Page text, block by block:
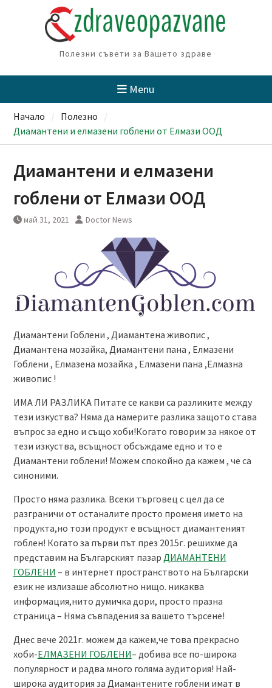
Полезни съвети за Вашето здраве
Menu
Начало
Полезно
Диамантени и елмазени гоблени от Елмази ООД
Диамантени и елмазени
гоблени от Елмази ООД
май 31, 2021 Doctor News
Диамантени Гоблени , Диамантена живопис ,
Диамантена мозайка, Диамантени пана , Елмазени
Гоблени , Елмазена мозайка , Елмазени пана ,Елмазна
живопис !
ИМА ЛИ РАЗЛИКА Питате се какви са разликите между
тези изкуства? Няма да намерите разлика защото става
въпрос за едно и също хоби!Когато говорим за някое от
тези изкуства, всъщност обсъждаме едно и то е
Диамантени гоблени! Можем спокойно да кажем , че са
синоними.
Просто няма разлика. Всеки търговец с цел да се
разграничи от останалите просто променя името на
продукта,но този продукт е всъщност диамантеният
гоблен! Когато за първи път през 2015г. решихме да
представим на Българският пазар ДИАМАНТЕНИ
ГОБЛЕНИ – в интернет пространството на Български
език не излизаше абсолютно нищо. никаква
информация,нито думичка дори, просто празна
страница – Няма съвпадения за вашето търсене!
Днес вече 2021г. можем да кажем,че това прекрасно
хоби-ЕЛМАЗЕНИ ГОБЛЕНИ– добива все по-широка
популярност и радва много голяма аудитория! Най-
широка аудитория за Диамантените гоблени имат в